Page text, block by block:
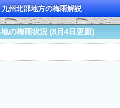
九州北部地方の梅雨解説
の梅雨状況 (8月4日更新)